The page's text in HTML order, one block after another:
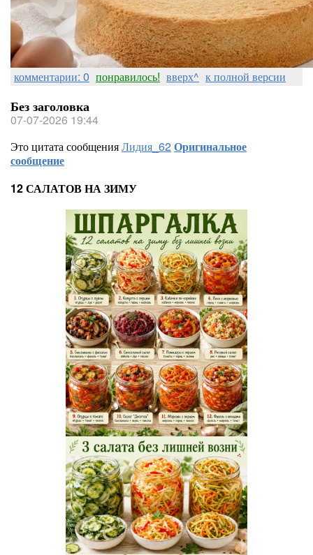
комментарии: 0 понравилось! вверх^ к полной версии
Без заголовка
07-07-2026 19:44
Это цитата сообщенияЛидия_62Оригинальное
сообщение
12 САЛАТОВ НА ЗИМУ